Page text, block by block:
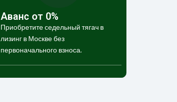
Аванс от 0%
Приобретите седельный тягач в
лизинг в Москве без
первоначального взноса.